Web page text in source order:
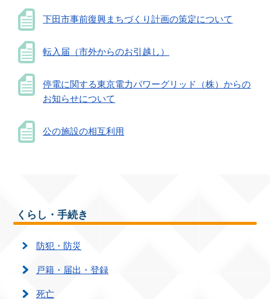
下田市事前復興まちづくり計画の策定について
転入届（市外からのお引越し）
停電に関する東京電力パワーグリッド（株）からの
お知らせについて
公の施設の相互利用
くらし・手続き
防犯・防災
戸籍・届出・登録
死亡